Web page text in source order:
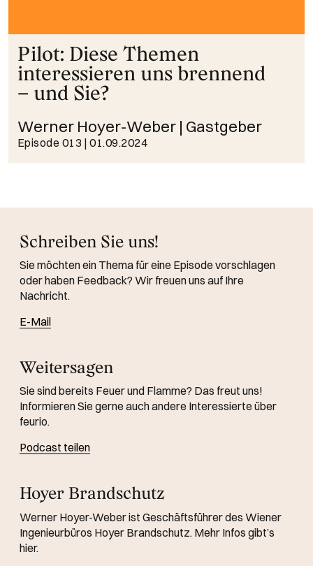
Pilot: Diese Themen
interessieren uns brennend
– und Sie?
Werner Hoyer-Weber | Gastgeber
Episode 013 | 01.09.2024
Schreiben Sie uns!
Sie möchten ein Thema für eine Episode vorschlagen
oder haben Feedback? Wir freuen uns auf Ihre
Nachricht.
E-Mail
Weitersagen
Sie sind bereits Feuer und Flamme? Das freut uns!
Informieren Sie gerne auch andere Interessierte über
feurio.
Podcast teilen
Hoyer Brandschutz
Werner Hoyer-Weber ist Geschäftsführer des Wiener
Ingenieurbüros Hoyer Brandschutz. Mehr Infos gibt’s
hier.